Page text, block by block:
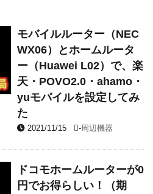
モバイルルーター（NEC
WX06）とホームルータ
ー（Huawei L02）で、楽
天・POVO2.0・ahamo・
yuモバイルを設定してみ
た
2021/11/15 -周辺機器
ドコモホームルーターが0
円でお得らしい！（期